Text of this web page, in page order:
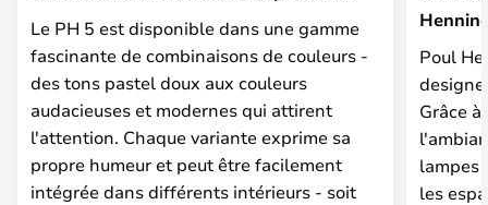
Le PH 5 est disponible dans une gamme
fascinante de combinaisons de couleurs -
des tons pastel doux aux couleurs
audacieuses et modernes qui attirent
l'attention. Chaque variante exprime sa
propre humeur et peut être facilement
intégrée dans différents intérieurs - soit
Poul
Grâce
lampes
les